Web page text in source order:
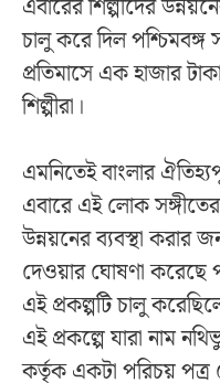
এবারের শিল্পীদের
চালু করে দিল পশ্চিমবঙ্গ
প্রতিমাসে এক হাজার
শিল্পীরা।
এমনিতেই বাংলার
এবারে এই লোক সঙ্গীতের
উন্নয়নের ব্যবস্থা করার
দেওয়ার ঘোষণা করেছে
এই প্রকল্পটি চালু
এই প্রকল্পে যারা নাম
কর্তৃক একটা পরিচয় পত্র